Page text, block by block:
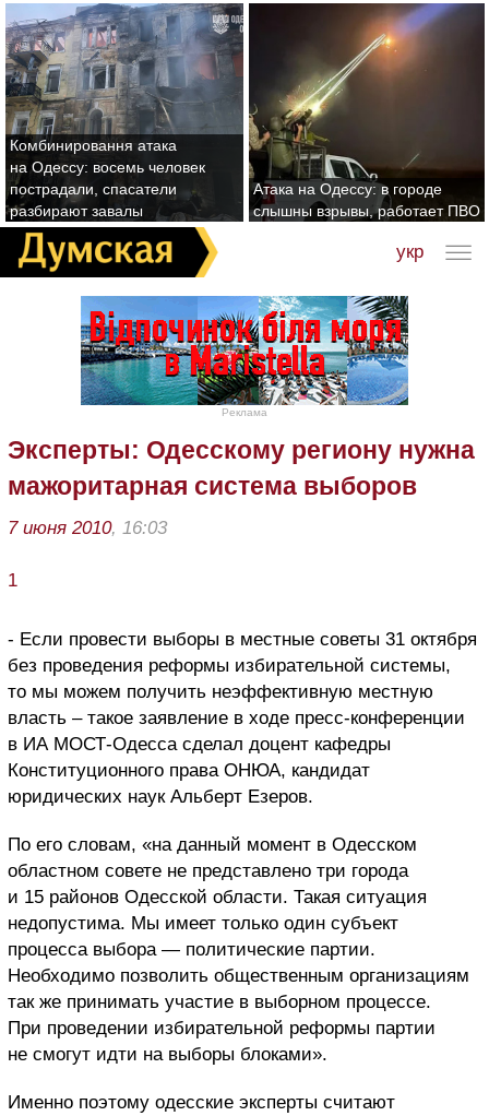
Комбинировання атака
на Одессу: восемь человек
пострадали, спасатели
разбирают завалы
Атака на Одессу: в городе
слышны взрывы, работает ПВО
укр
Реклама
Эксперты: Одесскому региону нужна
мажоритарная система выборов
7 июня 2010, 16:03
1
- Если провести выборы в местные советы 31 октября
без проведения реформы избирательной системы,
то мы можем получить неэффективную местную
власть – такое заявление в ходе пресс-конференции
в ИА МОСТ-Одесса сделал доцент кафедры
Конституционного права ОНЮА, кандидат
юридических наук Альберт Езеров.
По его словам, «на данный момент в Одесском
областном совете не представлено три города
и 15 районов Одесской области. Такая ситуация
недопустима. Мы имеет только один субъект
процесса выбора — политические партии.
Необходимо позволить общественным организациям
так же принимать участие в выборном процессе.
При проведении избирательной реформы партии
не смогут идти на выборы блоками».
Именно поэтому одесские эксперты считают